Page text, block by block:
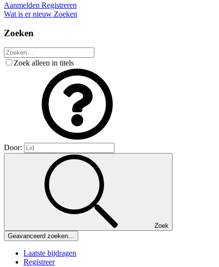
Aanmelden Registreren
Wat is er nieuw Zoeken
Zoeken
Zoek alleen in titels
Door:
Zoek
Geavanceerd zoeken…
Laatste bijdragen
Registreer